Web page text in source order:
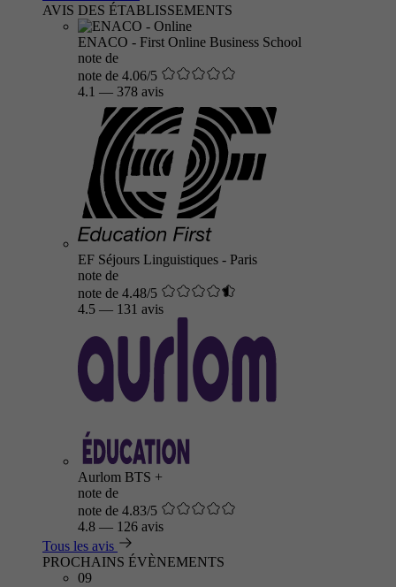
AVIS DES ÉTABLISSEMENTS
ENACO - First Online Business School
note de
note de 4.06/5
4.1 — 378 avis
EF Séjours Linguistiques - Paris
note de
note de 4.48/5
4.5 — 131 avis
Aurlom BTS +
note de
note de 4.83/5
4.8 — 126 avis
Tous les avis
PROCHAINS ÉVÈNEMENTS
09